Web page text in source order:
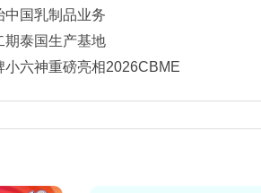
中国乳制品业务
期泰国生产基地
小六神重磅亮相2026CBME